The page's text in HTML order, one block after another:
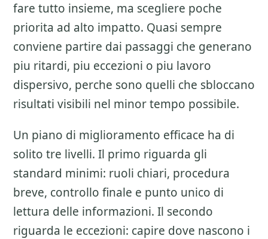
fare tutto insieme, ma scegliere poche
priorita ad alto impatto. Quasi sempre
conviene partire dai passaggi che generano
piu ritardi, piu eccezioni o piu lavoro
dispersivo, perche sono quelli che sbloccano
risultati visibili nel minor tempo possibile.
Un piano di miglioramento efficace ha di
solito tre livelli. Il primo riguarda gli
standard minimi: ruoli chiari, procedura
breve, controllo finale e punto unico di
lettura delle informazioni. Il secondo
riguarda le eccezioni: capire dove nascono i